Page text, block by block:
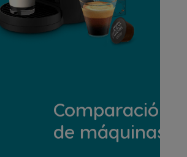
Comparación
de máquinas